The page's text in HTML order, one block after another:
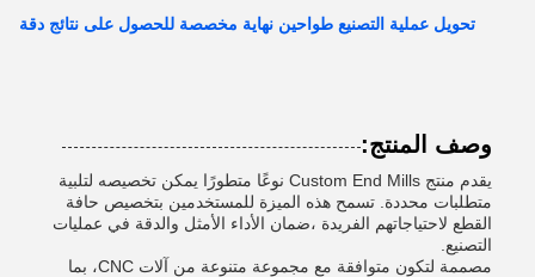
تحويل عملية التصنيع طواحين نهاية مخصصة للحصول على نتائج دقة
وصف المنتج:
يقدم منتج Custom End Mills نوعًا متطورًا يمكن تخصيصه لتلبية
متطلبات محددة. تسمح هذه الميزة للمستخدمين بتخصيص حافة
القطع لاحتياجاتهم الفريدة ،ضمان الأداء الأمثل والدقة في عمليات
التصنيع.
مصممة لتكون متوافقة مع مجموعة متنوعة من آلات CNC، بما